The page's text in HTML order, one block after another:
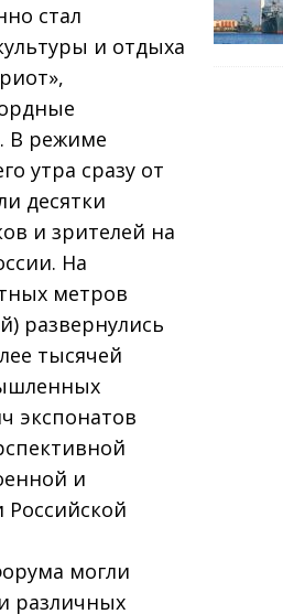
стал
и отдыха
В режиме
утра сразу от
десятки
и зрителей на
На
метров
развернулись
тысячей
экспонатов
и
могли
различных